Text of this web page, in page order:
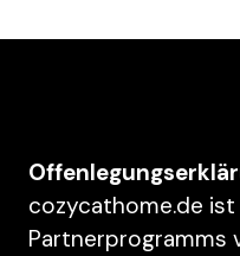
cozycathome.de ist
Partnerprogramms